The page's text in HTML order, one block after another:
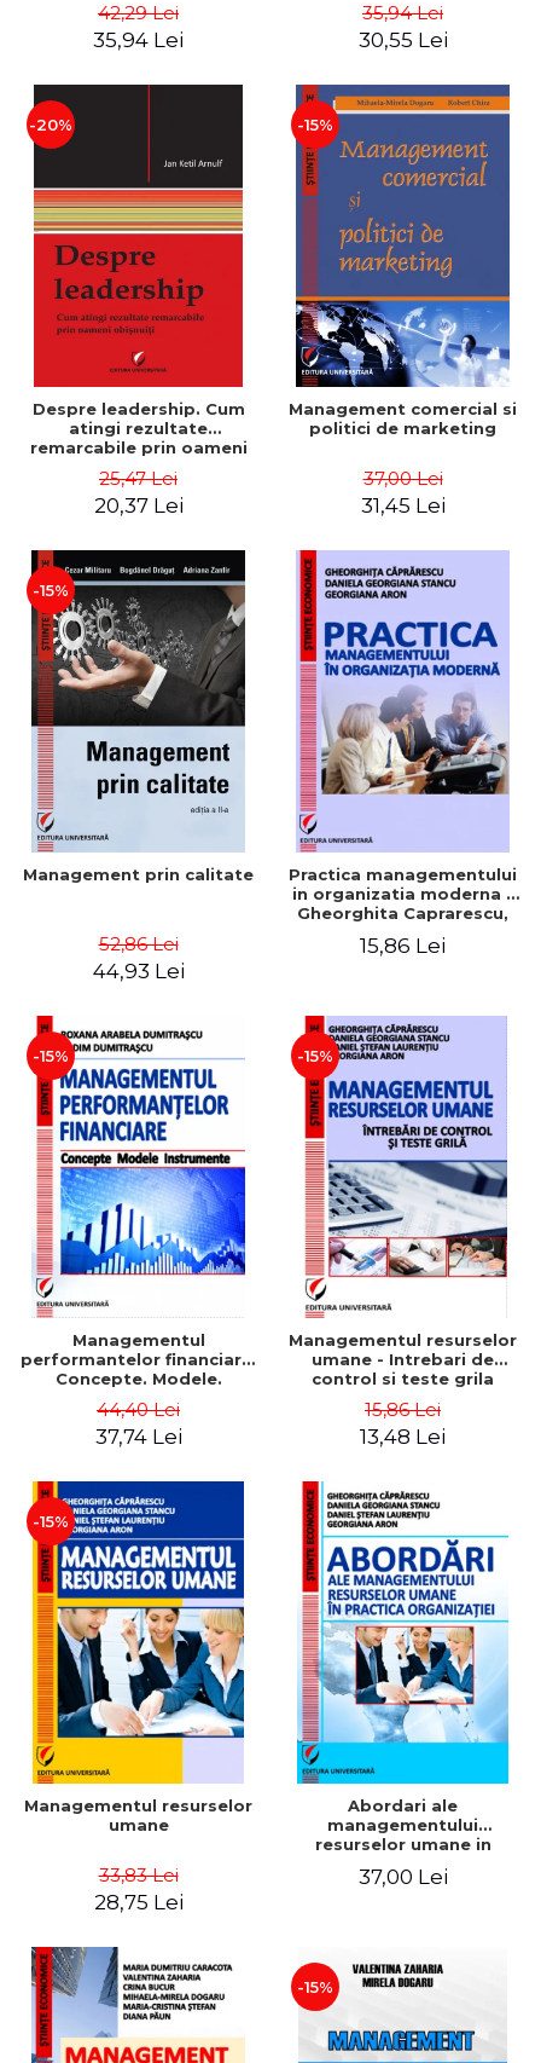
42,29 Lei
35,94 Lei
Dumitrascu
35,94 Lei
30,55 Lei
-20%
Despre leadership. Cum
atingi rezultate
remarcabile prin oameni
25,47 Lei
20,37 Lei
-15%
Management comercial si
politici de marketing
37,00 Lei
31,45 Lei
-15%
Management prin calitate
52,86 Lei
44,93 Lei
Practica managementului
in organizatia moderna -
Gheorghita Caprarescu,
Georgiana Aron
15,86 Lei
-15%
Managementul
performantelor financiare.
Concepte. Modele.
44,40 Lei
37,74 Lei
-15%
Managementul resurselor
umane - Intrebari de
control si teste grila
15,86 Lei
13,48 Lei
-15%
Managementul resurselor
umane
33,83 Lei
28,75 Lei
Abordari ale
managementului
resurselor umane in
37,00 Lei
-15%